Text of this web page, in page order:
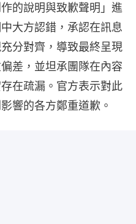
的說明與致歉聲明」進
大方認錯，承認在訊息
分對齊，導致最終呈現
差，並坦承團隊在內容
在疏漏。官方表示對此
響的各方鄭重道歉。